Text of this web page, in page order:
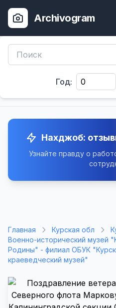
Archivogram
Год:
Нахджоб:
Узнайте правду о
Главная Курская обл
Военно-исторический музей
Родины" - филиал ОБУК
краеведческий музей"